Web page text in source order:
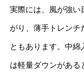
実際には、風が強い
がり、薄手トレンチ
ともあります。中綿
は軽量ダウンがある